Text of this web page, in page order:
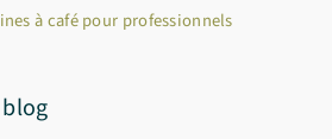
à café pour professionnels